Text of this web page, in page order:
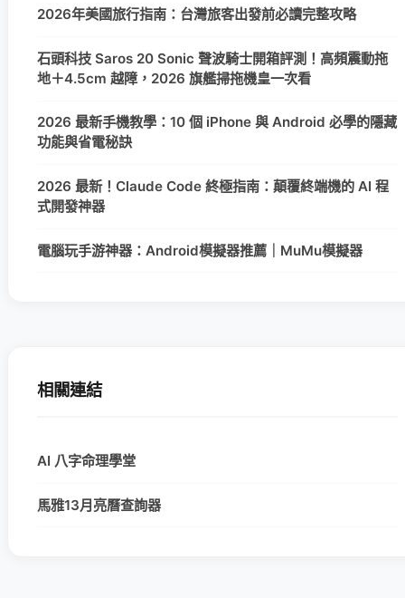
2026年美國旅行指南：台灣旅客出發前必讀完整攻略
石頭科技 Saros 20 Sonic 聲波騎士開箱評測！高頻震動拖
地＋4.5cm 越障，2026 旗艦掃拖機皇一次看
2026 最新手機教學：10 個 iPhone 與 Android 必學的隱藏
功能與省電秘訣
2026 最新！Claude Code 終極指南：顛覆終端機的 AI 程
式開發神器
電腦玩手游神器：Android模擬器推薦｜MuMu模擬器
相關連結
AI 八字命理學堂
馬雅13月亮曆查詢器